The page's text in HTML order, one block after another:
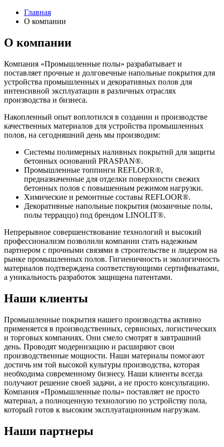
Главная
О компании
О компании
Компания «Промышленные полы» разрабатывает и
поставляет прочные и долговечные напольные покрытия для
устройства промышленных и декоративных полов для
интенсивной эксплуатации в различных отраслях
производства и бизнеса.
Накопленный опыт воплотился в создании и производстве
качественных материалов для устройства промышленных
полов, на сегодняшний день мы производим:
Системы полимерных наливных покрытий для защиты
бетонных оснований PRASPAN®.
Промышленные топпинги REFLOOR®,
предназначенные для отделки поверхности свежих
бетонных полов с повышенным режимом нагрузки.
Химические и ремонтные составы REFLOOR®.
Декоративные напольные покрытия (мозаичные полы,
полы терраццо) под брендом LINOLIT®.
Непрерывное совершенствование технологий и высокий
профессионализм позволили компании стать надежным
партнером с прочными связями в строительстве и лидером на
рынке промышленных полов. Гигиеничность и экологичность
материалов подтверждена соответствующими сертификатами,
а уникальность разработок защищена патентами.
Наши клиенты
Промышленные покрытия нашего производства активно
применяется в производственных, сервисных, логистических
и торговых компаниях. Они смело смотрят в завтрашний
день. Проводят модернизацию и расширяют свои
производственные мощности. Наши материалы помогают
достичь им той высокой культуры производства, которая
необходима современному бизнесу. Наши клиенты всегда
получают решение своей задачи, а не просто консультацию.
Компания «Промышленные полы» поставляет не просто
материал, а полноценную технологию по устройству пола,
который готов к высоким эксплуатационным нагрузкам.
Наши партнеры